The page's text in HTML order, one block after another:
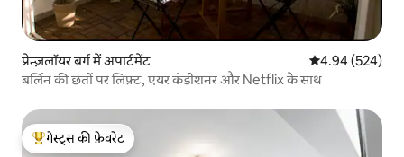
प्रेन्ज़लॉयर बर्ग में अपार्टमेंट औसत रेटिंग 5 में से
4.94 (524)
बर्लिन की छतों पर लिफ़्ट, एयर कंडीशनर और Netflix के साथ
गेस्ट्स का टॉप फ़ेवरेट
गेस्ट्स की फ़ेवरेट